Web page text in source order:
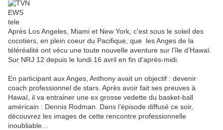
Après Los Angeles, Miami et New York, c'est sous le soleil des
cocotiers, en plein coeur du Pacifique, que les Anges de la
téléréalité ont vécu une toute nouvelle aventure sur l’île d’Hawaï.
Sur NRJ 12 depuis le lundi 16 avril en fin d'après-midi.
En participant aux Anges, Anthony avait un objectif : devenir
coach professionnel de stars. Après avoir fait ses preuves à
Hawaï, il va entrainer une ex grosse vedette du basket-ball
américain : Dennis Rodman. Dans l’épisode diffusé ce soir,
découvrez les images de cette rencontre professionnelle
inoubliable…